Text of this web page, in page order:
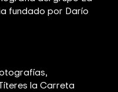
fundado por Darío
la Carreta